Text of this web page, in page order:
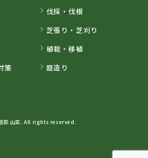
伐採・伐根
芝張り・芝刈り
植栽・移植
策
庭造り
匠 山玄. All rights reserved.